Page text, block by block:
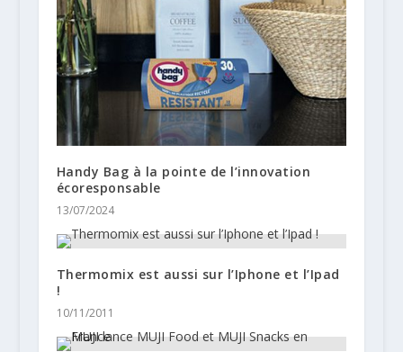
Handy Bag à la pointe de l’innovation
écoresponsable
13/07/2024
Thermomix est aussi sur l’Iphone et l’Ipad
!
10/11/2011